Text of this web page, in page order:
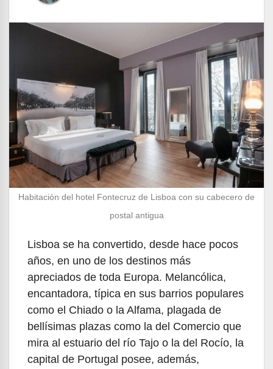
Habitación del hotel Fontecruz de Lisboa con su cabecero de
postal antigua
Lisboa se ha convertido, desde hace pocos
años, en uno de los destinos más
apreciados de toda Europa. Melancólica,
encantadora, típica en sus barrios populares
como el Chiado o la Alfama, plagada de
bellísimas plazas como la del Comercio que
mira al estuario del río Tajo o la del Rocío, la
capital de Portugal posee, además,